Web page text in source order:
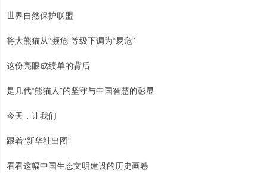
世界自然保护联盟
将大熊猫从“濒危”等级下调为“易危”
这份亮眼成绩单的背后
是几代“熊猫人”的坚守与中国智慧的彰显
今天，让我们
跟着“新华社出图”
看看这幅中国生态文明建设的历史画卷